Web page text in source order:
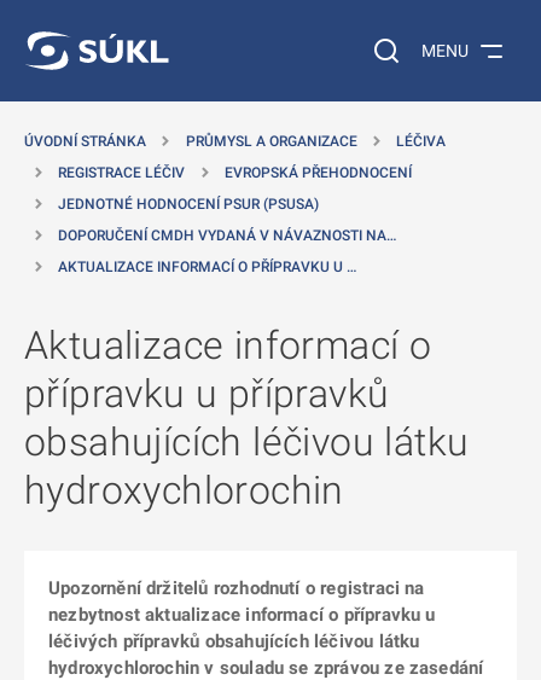
Vyhledávání na
MENU
ÚVODNÍ STRÁNKA PRŮMYSL A ORGANIZACE
LÉČIVA
REGISTRACE LÉČIV
EVROPSKÁ PŘEHODNOCENÍ
JEDNOTNÉ HODNOCENÍ PSUR (PSUSA)
DOPORUČENÍ CMDH VYDANÁ V NÁVAZNOSTI NA…
AKTUALIZACE INFORMACÍ O PŘÍPRAVKU U …
Aktualizace informací o
přípravku u přípravků
obsahujících léčivou látku
hydroxychlorochin
Upozornění držitelů rozhodnutí o registraci na
nezbytnost aktualizace informací o přípravku u
léčivých přípravků obsahujících léčivou látku
hydroxychlorochin v souladu se zprávou ze zasedání